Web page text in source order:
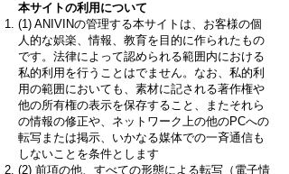
本サイトの利用について
(1) ANIVINの管理する本サイトは、お客様の個
人的な娯楽、情報、教育を目的に作られたもの
です。法律によって認められる範囲内における
私的利用を行うことはでません。なお、私的利
用の範囲においても、素材に記される著作権や
他の所有権の表示を保存すること、またそれら
の情報の修正や、ネットワーク上の他のPCへの
転写または掲示、いかなる媒体での一斉通信も
しないことを条件とします
(2) 前項の他、すべての形態による転写（電子情